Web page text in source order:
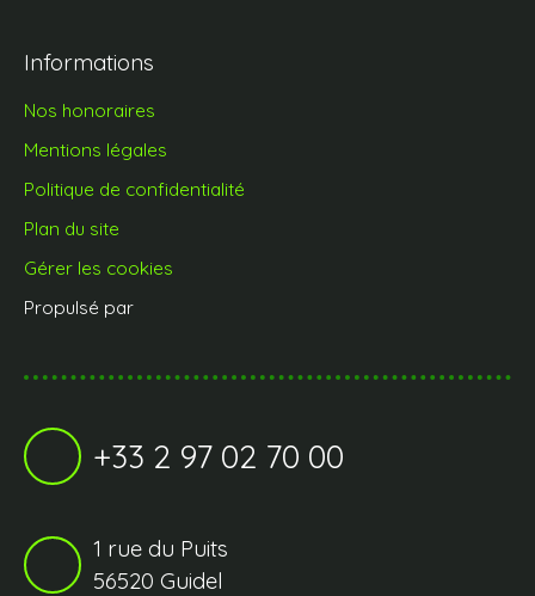
Informations
Nos honoraires
Mentions légales
Politique de confidentialité
Plan du site
Gérer les cookies
Propulsé par
+33 2 97 02 70 00
1 rue du Puits
56520 Guidel